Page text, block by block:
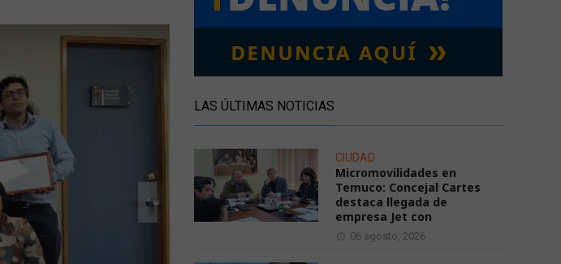
LAS ÚLTIMAS NOTICIAS
CIUDAD
Micromovilidades en
Temuco: Concejal Cartes
destaca llegada de
empresa Jet con
06 agosto, 2026